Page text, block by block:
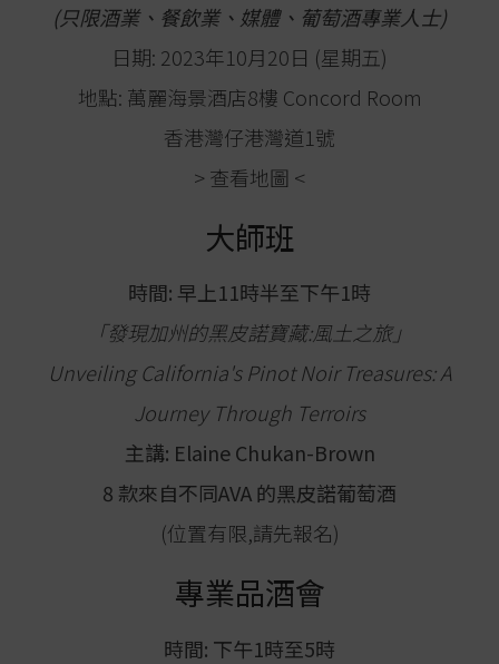
(只限酒業、餐飲業、媒體、葡萄酒專業人士)
日期: 2023年10月20日 (星期五)
地點: 萬麗海景酒店8樓 Concord Room
香港灣仔港灣道1號
>查看地圖 <
大師班
時間: 早上11時半至下午1時
「發現加州的黑皮諾寶藏:風土之旅」
Unveiling California's Pinot Noir Treasures: A
Journey Through Terroirs
主講: Elaine Chukan-Brown
8 款來自不同AVA 的黑皮諾葡萄酒
(位置有限,請先報名)
專業品酒會
時間: 下午1時至5時